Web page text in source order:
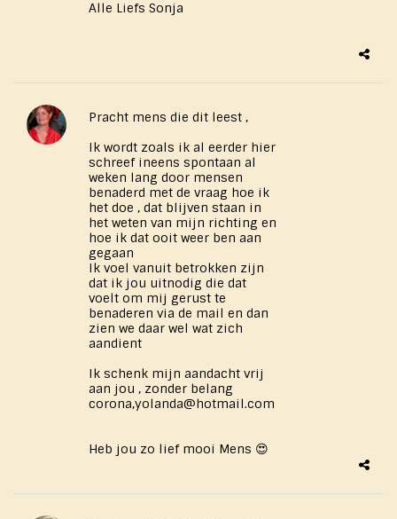
Alle Liefs Sonja
Pracht mens die dit leest ,
Ik wordt zoals ik al eerder hier
schreef ineens spontaan al
weken lang door mensen
benaderd met de vraag hoe ik
het doe , dat blijven staan in
het weten van mijn richting en
hoe ik dat ooit weer ben aan
gegaan
Ik voel vanuit betrokken zijn
dat ik jou uitnodig die dat
voelt om mij gerust te
benaderen via de mail en dan
zien we daar wel wat zich
aandient
Ik schenk mijn aandacht vrij
aan jou , zonder belang
corona,yolanda@hotmail.com
Heb jou zo lief mooi Mens 😍